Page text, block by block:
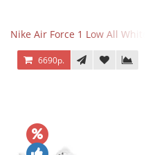
Nike Air Force 1 Low All White
6690р.